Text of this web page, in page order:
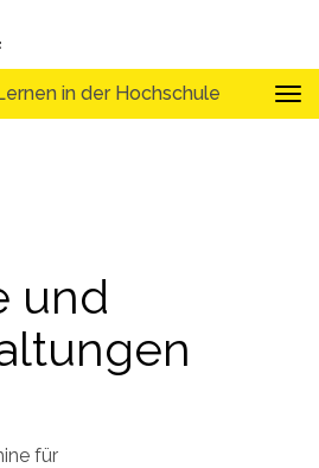
in der Hochschule
und
für